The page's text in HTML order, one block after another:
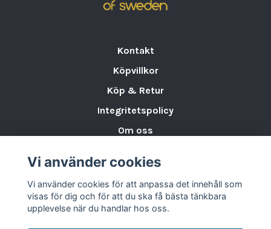
för perfekta resultat även med
små mängder.
Genomskinligt lock
tillsättning av ingredienser under gång.
Lätt att öppna, stänga och rengöra.
550 W industriell induktionsmotor
byggd för intensiv användning och lång
livslängd.
Underhållsfri, utan förslitningsdelar
som kol eller borstar.
Kontakt
Köpvillkor
Köp & Retur
Integritetspolicy
Om oss
Varumärken & Partners
BLOGG
Vi använder cookies
Vi använder cookies för att anpassa det innehåll som
visas för dig och för att du ska få bästa tänkbara
upplevelse när du handlar hos oss.